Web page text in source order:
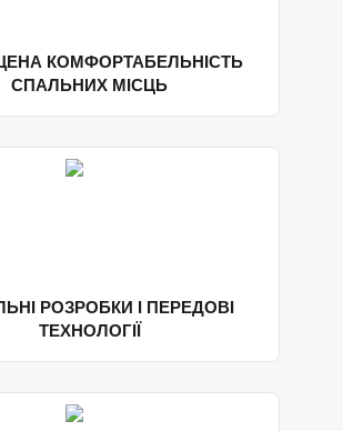
КОМФОРТАБЕЛЬНІСТЬ
СПАЛЬНИХ МІСЦЬ
РОЗРОБКИ І ПЕРЕДОВІ
ТЕХНОЛОГІЇ